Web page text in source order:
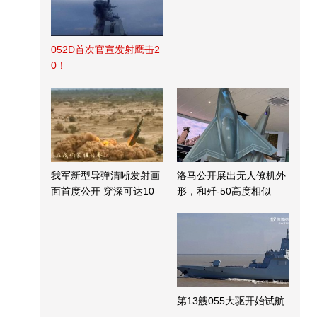
052D首次官宣发射鹰击2
0！
我军新型导弹清晰发射画
面首度公开 穿深可达10
洛马公开展出无人僚机外
形，和歼-50高度相似
第13艘055大驱开始试航